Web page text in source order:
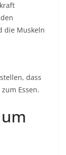
die Muskeln
dass
Essen.